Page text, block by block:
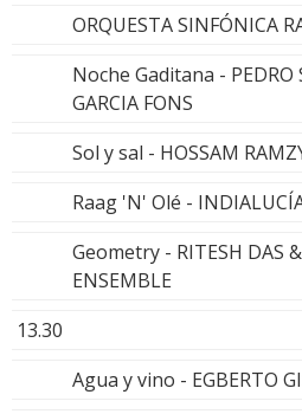
ORQUESTA SINFÓNICA
Noche Gaditana - PEDRO
GARCIA FONS
Sol y sal - HOSSAM
Raag 'N' Olé -
Geometry - RITESH DAS
ENSEMBLE
13.30
Agua y vino - EGBERTO